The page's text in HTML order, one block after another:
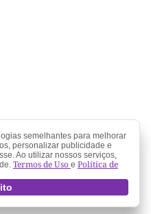
semelhantes para melhorar
personalizar publicidade e
Ao utilizar nossos serviços,
Termos de Uso e Política de